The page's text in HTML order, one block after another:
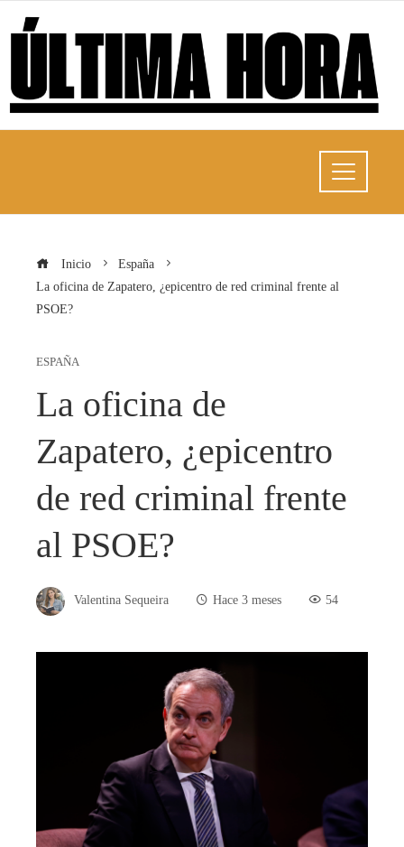
Inicio
España
La oficina de Zapatero, ¿epicentro de red criminal frente al
PSOE?
ESPAÑA
La oficina de
Zapatero, ¿epicentro
de red criminal frente
al PSOE?
Valentina Sequeira Hace 3 meses 54